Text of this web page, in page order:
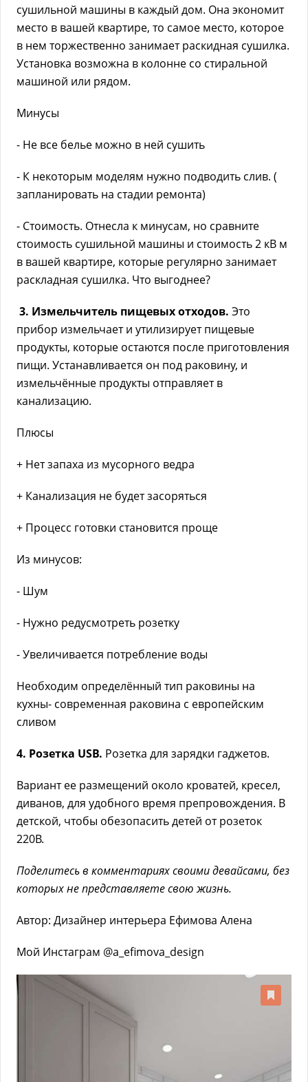
сушильной машины в каждый дом. Она экономит
место в вашей квартире, то самое место, которое
в нем торжественно занимает раскидная сушилка.
Установка возможна в колонне со стиральной
машиной или рядом.
Минусы
- Не все белье можно в ней сушить
- К некоторым моделям нужно подводить слив. (
запланировать на стадии ремонта)
- Стоимость. Отнесла к минусам, но сравните
стоимость сушильной машины и стоимость 2 кВ м
в вашей квартире, которые регулярно занимает
раскладная сушилка. Что выгоднее?
3. Измельчитель пищевых отходов. Это
прибор измельчает и утилизирует пищевые
продукты, которые остаются после приготовления
пищи. Устанавливается он под раковину, и
измельчённые продукты отправляет в
канализацию.
Плюсы
+ Нет запаха из мусорного ведра
+ Канализация не будет засоряться
+ Процесс готовки становится проще
Из минусов:
- Шум
- Нужно редусмотреть розетку
- Увеличивается потребление воды
Необходим определённый тип раковины на
кухны- современная раковина с европейским
сливом
4. Розетка USB. Розетка для зарядки гаджетов.
Вариант ее размещений около кроватей, кресел,
диванов, для удобного время препровождения. В
детской, чтобы обезопасить детей от розеток
220В.
Поделитесь в комментариях своими девайсами, без
которых не представляете свою жизнь.
Автор: Дизайнер интерьера Ефимова Алена
Мой Инстаграм @a_efimova_design